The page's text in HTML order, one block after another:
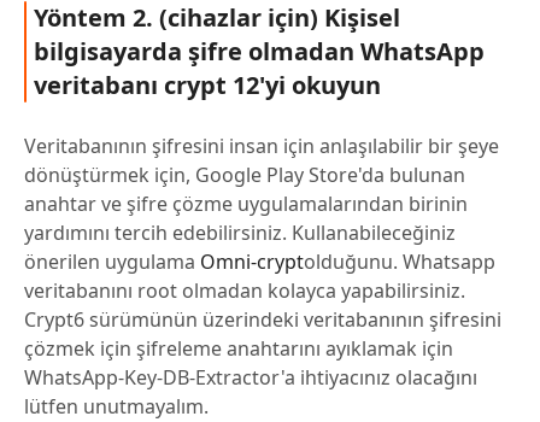
Yöntem 2. (cihazlar için) Kişisel
bilgisayarda şifre olmadan WhatsApp
veritabanı crypt 12'yi okuyun
Veritabanının şifresini insan için anlaşılabilir bir şeye
dönüştürmek için, Google Play Store'da bulunan
anahtar ve şifre çözme uygulamalarından birinin
yardımını tercih edebilirsiniz. Kullanabileceğiniz
önerilen uygulama Omni-cryptolduğunu. Whatsapp
veritabanını root olmadan kolayca yapabilirsiniz.
Crypt6 sürümünün üzerindeki veritabanının şifresini
çözmek için şifreleme anahtarını ayıklamak için
WhatsApp-Key-DB-Extractor'a ihtiyacınız olacağını
lütfen unutmayalım.